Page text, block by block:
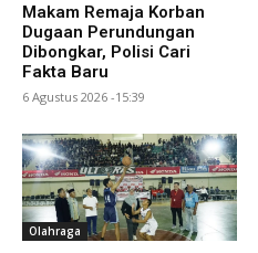
Makam Remaja Korban
Dugaan Perundungan
Dibongkar, Polisi Cari
Fakta Baru
6 Agustus 2026 -15:39
Olahraga